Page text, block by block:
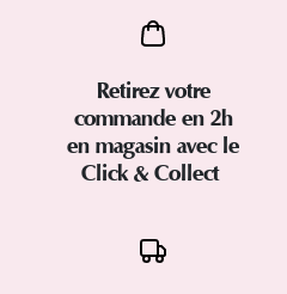
Retirez votre
commande en 2h
en magasin avec le
Click & Collect